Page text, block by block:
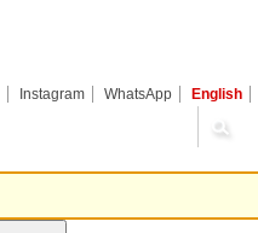
Instagram WhatsApp English